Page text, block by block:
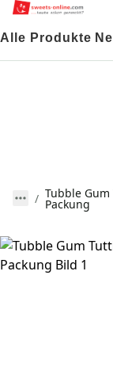
Alle Produkte
Tubble
Packung